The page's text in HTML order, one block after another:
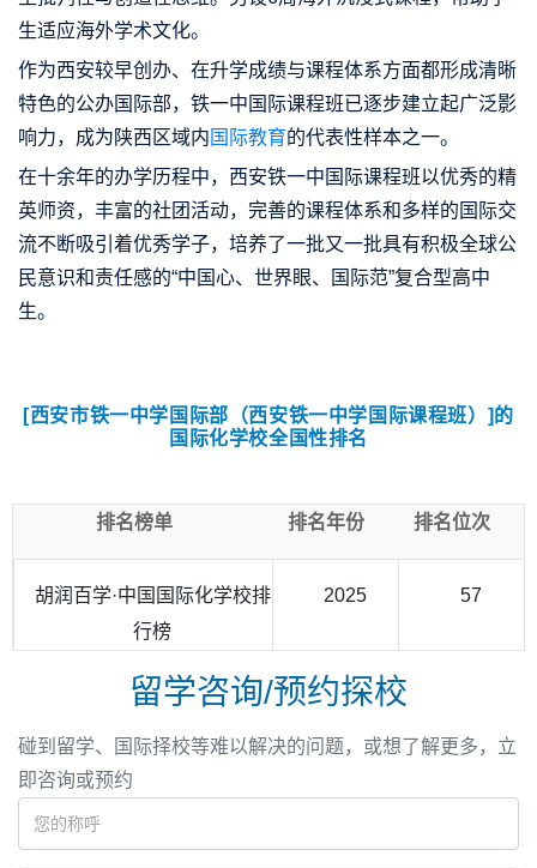
生适应海外学术文化。
作为西安较早创办、在升学成绩与课程体系方面都形成清晰
特色的公办国际部，铁一中国际课程班已逐步建立起广泛影
响力，成为陕西区域内 国际教育的代表性样本之一。
在十余年的办学历程中， 西安铁一中国际课程班以优秀的精
英师资，丰富的社团活动，完善的课程体系和多样的国际交
流不断吸引着优秀学子，培养了一批又一批具有积极全球公
民意识和责任感的“中国心、世界眼、国际范”复合型高中
生。
[西安市铁一中学国际部（西安铁一中学国际课程班）]的
国际化学校全国性排名
排名榜单 排名年份 排名位次
胡润百学·中国国际化学校排
行榜
2025 57
留学咨询/预约探校
碰到留学、国际择校等难以解决的问题，或想了解更多，立
即咨询或预约